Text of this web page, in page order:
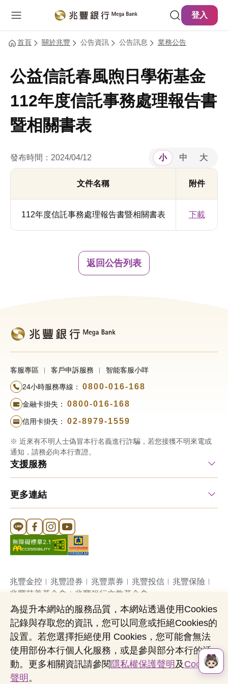
登入
首頁 關於兆豐 公告資訊 公告訊息 業務公告
公益信託春風煦日學術基金
112年度信託事務處理報告書
暨相關書表
發布時間：2024/04/12 小 中 大
文件名稱 附件
112年度信託事務處理報告書暨相關書表 下載
返回公告列表
客服專區 客戶申訴服務 智能客服小咩
24小時服務專線： 0800-016-168
金融卡掛失： 0800-016-168
信用卡掛失： 02-8979-1559
※ 近來有不明人士偽冒本行名義進行詐騙，若您接獲不明來電或
通知，請務必向本行查證。
支援服務
更多連結
Line 官方帳號
FB 官方帳號
Instagram 官方帳號
YouTube 官方帳號
兆豐金控 兆豐證券 兆豐票券 兆豐投信
兆豐保險
兆豐慈善基金會
兆豐銀行文教基金會
網站導覽 法定公開揭露事項
機構投資人盡職治理
隱私權聲明
共同行銷專區 國內外幣清算
營業人：兆豐國際商業銀行股份有限公司
營利事業統一編號：03705903
為提升本網站的服務品質，本網站透過使用Cookies
記錄與存取您的資訊，您可以同意或拒絕Cookies的
設置。若您選擇拒絕使用 Cookies，您可能會無法
使用部份本行個人化服務，或是參與部分本行的活
動。更多相關資訊請參閱 隱私權保護聲明 及 Cookies
聲明 。